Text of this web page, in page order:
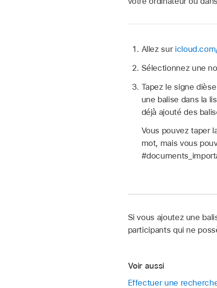
Allez sur
Sélectionnez une
Tapez le signe
une balise dans la
déjà ajouté des
Vous pouvez taper
mot, mais vous
Si vous ajoutez une
participants qui ne
Voir aussi
Effectuer une